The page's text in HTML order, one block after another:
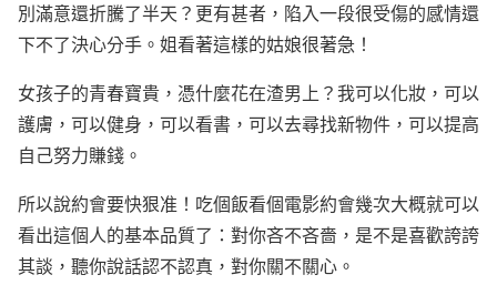
別滿意還折騰了半天？更有甚者，陷入一段很受傷的感情還
下不了決心分手。姐看著這樣的姑娘很著急！
女孩子的青春寶貴，憑什麼花在渣男上？我可以化妝，可以
護膚，可以健身，可以看書，可以去尋找新物件，可以提高
自己努力賺錢。
所以說約會要快狠准！吃個飯看個電影約會幾次大概就可以
看出這個人的基本品質了：對你吝不吝嗇，是不是喜歡誇誇
其談，聽你說話認不認真，對你關不關心。